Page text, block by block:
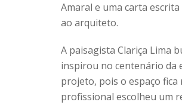
Amaral e uma carta
ao arquiteto.
A paisagista Clariça Lima
inspirou no centenário da
projeto, pois o espaço
profissional escolheu um